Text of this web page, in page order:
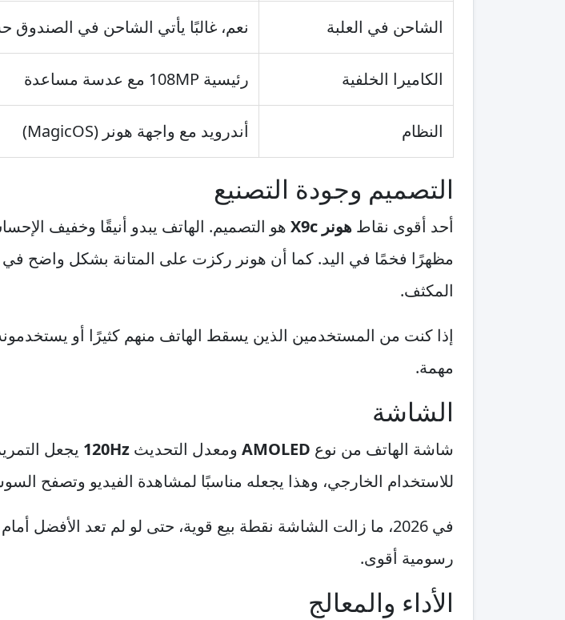
الشاحن في العلبة نعم، غالبًا يأتي الشاحن في
الكاميرا الخلفية رئيسية 108MP مع عدسة مساعدة
النظام أندرويد مع واجهة هونر (MagicOS)
التصميم وجودة التصنيع
أحد أقوى نقاط هونر X9c
هو التصميم. الهاتف يبدو أنيقًا وخفيف
مظهرًا فخمًا في اليد. كما أن هونر ركزت على المتانة بشكل واضح في
المكثف.
إذا كنت من المستخدمين الذين يسقط الهاتف منهم كثيرًا أو
مهمة.
الشاشة
شاشة الهاتف من نوع AMOLED ومعدل التحديث 120Hz يجعل
للاستخدام الخارجي، وهذا يجعله مناسبًا لمشاهدة الفيديو وتصفح
في 2026، ما زالت الشاشة نقطة بيع قوية، حتى لو لم تعد
رسومية أقوى.
الأداء والمعالج